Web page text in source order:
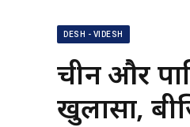
DESH - VIDESH
चीन और
खुलासा,